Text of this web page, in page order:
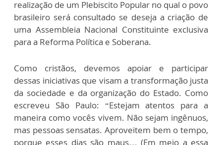
realização de um Plebiscito Popular no qual o povo
brasileiro será consultado se deseja a criação de
uma Assembleia Nacional Constituinte exclusiva
para a Reforma Política e Soberana.
Como cristãos, devemos apoiar e participar
dessas iniciativas que visam a transformação justa
da sociedade e da organização do Estado. Como
escreveu São Paulo: “Estejam atentos para a
maneira como vocês vivem. Não sejam ingênuos,
mas pessoas sensatas. Aproveitem bem o tempo,
porque esses dias são maus… (Em meio a essa